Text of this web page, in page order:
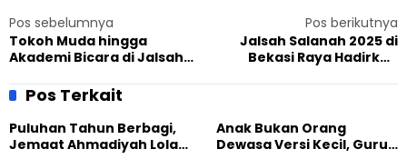
Pos sebelumnya
Tokoh Muda hingga
Akademi Bicara di Jalsah
Apresiasi Peran Ahmadiyah
Pos berikutnya
Jalsah Salanah 2025 di
Bekasi Raya Hadirkan
Kebangsaan
Pos Terkait
Puluhan Tahun Berbagi,
Jemaat Ahmadiyah Lolak
Anak Bukan Orang
Dewasa Versi Kecil, Guru